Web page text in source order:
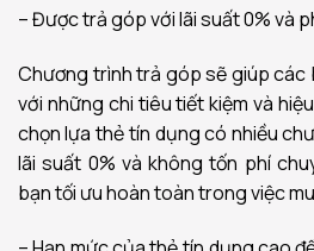
– Được trả góp với lãi suất 0% và
Chương trình trả góp sẽ giúp các
với những chi tiêu tiết kiệm và
chọn lựa thẻ tín dụng có nhiều
lãi suất 0% và không tốn phí
bạn tối ưu hoàn toàn trong việc